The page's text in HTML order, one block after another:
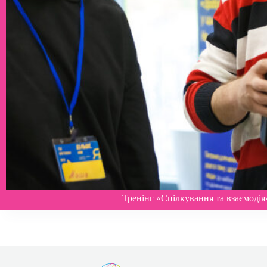
Тренінг «Спілкування та